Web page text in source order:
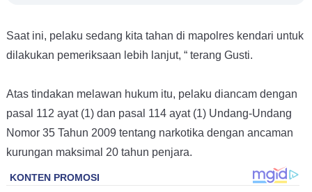
Saat ini, pelaku sedang kita tahan di mapolres kendari untuk
dilakukan pemeriksaan lebih lanjut, “ terang Gusti.
Atas tindakan melawan hukum itu, pelaku diancam dengan
pasal 112 ayat (1) dan pasal 114 ayat (1) Undang-Undang
Nomor 35 Tahun 2009 tentang narkotika dengan ancaman
kurungan maksimal 20 tahun penjara.